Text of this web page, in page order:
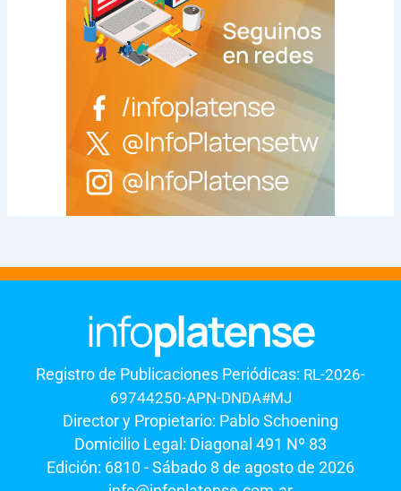
Registro de Publicaciones Periódicas: RL-2026-
69744250-APN-DNDA#MJ
Director y Propietario: Pablo Schoening
Domicilio Legal: Diagonal 491 Nº 83
Edición: 6810 - Sábado 8 de agosto de 2026